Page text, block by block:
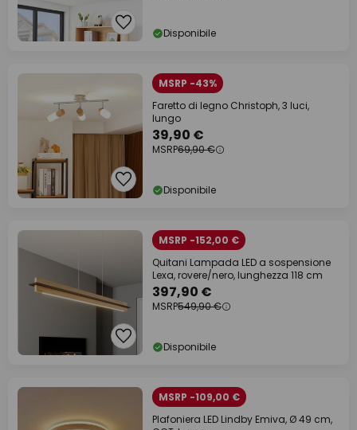
Disponibile
MSRP -43%
Faretto di legno Christoph, 3 luci,
lungo
39,90 €
MSRP69,90 €
Disponibile
MSRP -152,00 €
Quitani Lampada LED a sospensione
Lexa, rovere/nero, lunghezza 118 cm
397,90 €
MSRP549,90 €
Disponibile
MSRP -109,00 €
Plafoniera LED Lindby Emiva, Ø 49 cm,